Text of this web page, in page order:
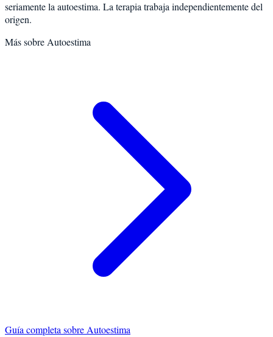
seriamente la autoestima. La terapia trabaja independientemente del
origen.
Más sobre Autoestima
Guía completa sobre Autoestima